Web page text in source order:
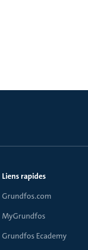
Liens rapides
Grundfos.com
MyGrundfos
Grundfos Ecademy